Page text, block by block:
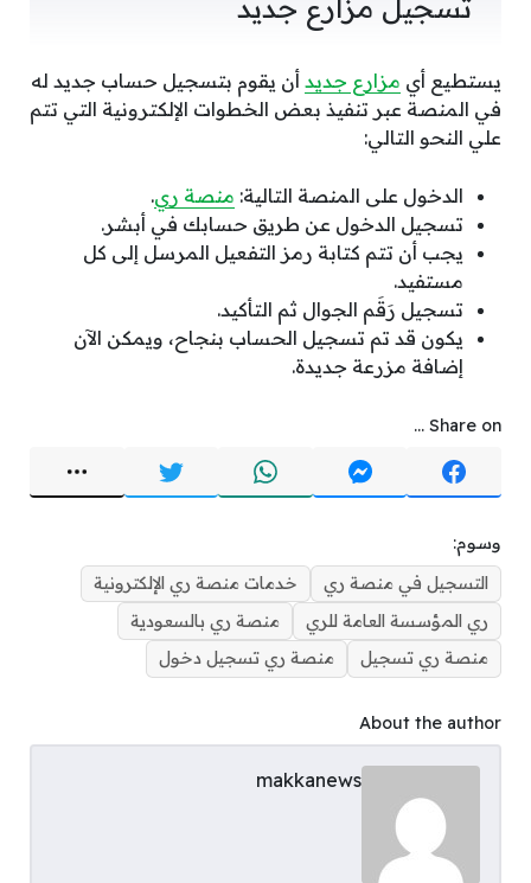
تسجيل مزارع جديد
يستطيع أي مزارع جديد أن يقوم بتسجيل حساب جديد له
في المنصة عبر تنفيذ بعض الخطوات الإلكترونية التي تتم
علي النحو التالي:
الدخول على المنصة التالية: منصة ري.
تسجيل الدخول عن طريق حسابك في أبشر.
يجب أن تتم كتابة رمز التفعيل المرسل إلى كل
مستفيد.
تسجيل رَقَم الجوال ثم التأكيد.
يكون قد تم تسجيل الحساب بنجاح، ويمكن الآن
إضافة مزرعة جديدة.
Share on ...
وسوم:
التسجيل في منصة ري
خدمات منصة ري الإلكترونية
ري المؤسسة العامة للري
منصة ري بالسعودية
منصة ري تسجيل
منصة ري تسجيل دخول
About the author
makkanews